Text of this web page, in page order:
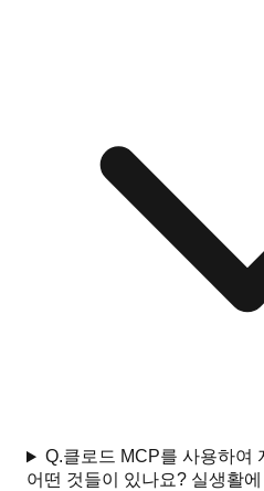
Q.클로드 MCP를 사용하여
어떤 것들이 있나요? 실생활